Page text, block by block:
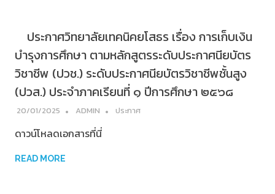
ประกาศวิทยาลัยเทคนิคยโสธร เรื่อง การเก็บเงิน
บำรุงการศึกษา ตามหลักสูตรระดับประกาศนียบัตร
วิชาชีพ (ปวช.) ระดับประกาศนียบัตรวิชาชีพชั้นสูง
(ปวส.) ประจำภาคเรียนที่ ๑ ปีการศึกษา ๒๕๖๘
20/01/2025 ADMIN ประกาศ
ดาวน์โหลดเอกสารที่นี่
READ MORE